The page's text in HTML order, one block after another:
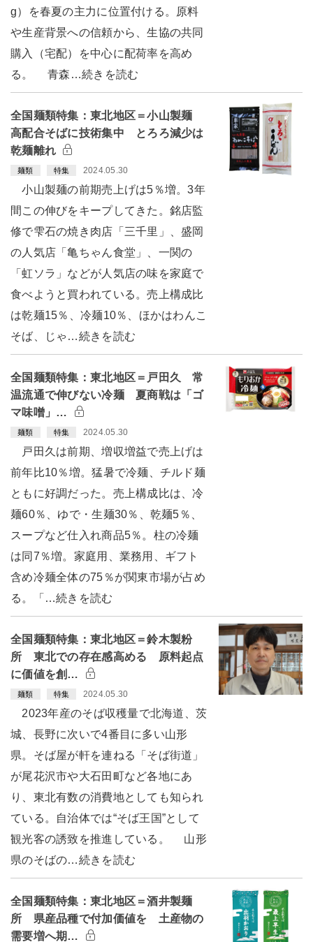
g）を春夏の主力に位置付ける。原料
や生産背景への信頼から、生協の共同
購入（宅配）を中心に配荷率を高め
る。 青森…続きを読む
全国麺類特集：東北地区＝小山製麺
高配合そばに技術集中 とろろ減少は
乾麺離れ
麺類 特集 2024.05.30
小山製麺の前期売上げは5％増。3年
間この伸びをキープしてきた。銘店監
修で雫石の焼き肉店「三千里」、盛岡
の人気店「亀ちゃん食堂」、一関の
「虹ソラ」などが人気店の味を家庭で
食べようと買われている。売上構成比
は乾麺15％、冷麺10％、ほかはわんこ
そば、じゃ…続きを読む
全国麺類特集：東北地区＝戸田久 常
温流通で伸びない冷麺 夏商戦は「ゴ
マ味噌」…
麺類 特集 2024.05.30
戸田久は前期、増収増益で売上げは
前年比10％増。猛暑で冷麺、チルド麺
ともに好調だった。売上構成比は、冷
麺60％、ゆで・生麺30％、乾麺5％、
スープなど仕入れ商品5％。柱の冷麺
は同7％増。家庭用、業務用、ギフト
含め冷麺全体の75％が関東市場が占め
る。「…続きを読む
全国麺類特集：東北地区＝鈴木製粉
所 東北での存在感高める 原料起点
に価値を創…
麺類 特集 2024.05.30
2023年産のそば収穫量で北海道、茨
城、長野に次いで4番目に多い山形
県。そば屋が軒を連ねる「そば街道」
が尾花沢市や大石田町など各地にあ
り、東北有数の消費地としても知られ
ている。自治体では“そば王国”として
観光客の誘致を推進している。 山形
県のそばの…続きを読む
全国麺類特集：東北地区＝酒井製麺
所 県産品種で付加価値を 土産物の
需要増へ期…